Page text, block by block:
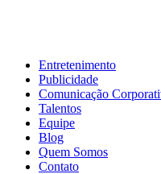
Entretenimento
Publicidade
Comunicação
Talentos
Equipe
Blog
Quem Somos
Contato